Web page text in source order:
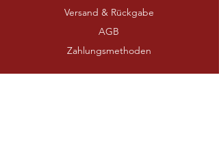
Versand & Rückgabe
AGB
Zahlungsmethoden